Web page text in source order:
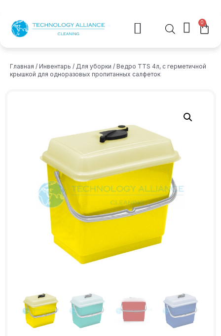
0
Главная / Инвентарь / Для уборки / Ведро TTS 4л, с герметичной
крышкой для одноразовых пропитанных салфеток